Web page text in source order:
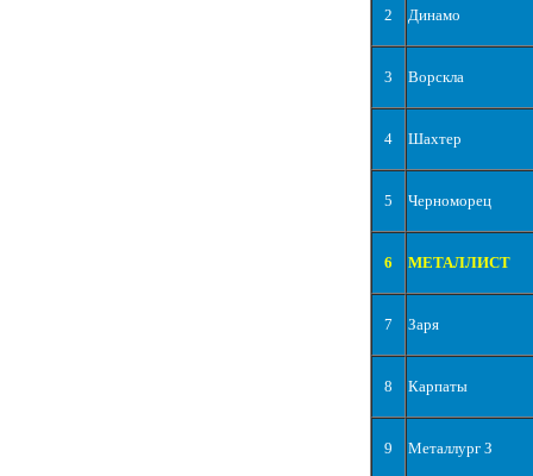
2 Динамо
3 Ворскла
4 Шахтер
5 Черноморец
6 МЕТАЛЛИСТ
7 Заря
8 Карпаты
9 Металлург З